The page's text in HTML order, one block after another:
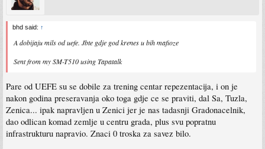
bhd said: ↑
A dobijaju mils od uefe. Jbte gdje god krenes u bih mafioze
Sent from my SM-T510 using Tapatalk
Pare od UEFE su se dobile za trening centar repezentacija, i on je
nakon godina preseravanja oko toga gdje ce se praviti, dal Sa, Tuzla,
Zenica... ipak napravljen u Zenici jer je nas tadasnji Gradonacelnik,
dao odlican komad zemlje u centru grada, plus svu popratnu
infrastrukturu napravio. Znaci 0 troska za savez bilo.